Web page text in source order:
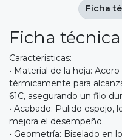
Ficha técnica
Caracteristicas:
• Material de la hoja:
térmicamente para
61C, asegurando un filo
• Acabado: Pulido espejo,
mejora el desempeño.
• Geometría: Biselado en
Ficha